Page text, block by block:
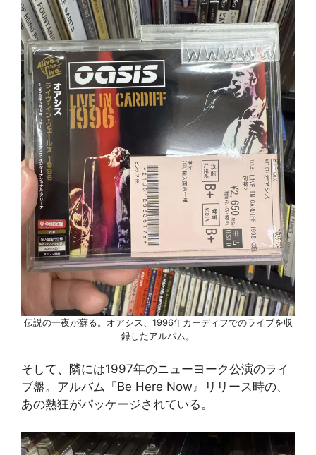
伝説の一夜が蘇る。オアシス、1996年カーディフでのライブを収
録したアルバム。
そして、隣には1997年のニューヨーク公演のライ
ブ盤。アルバム『Be Here Now』リリース時の、
あの熱狂がパッケージされている。